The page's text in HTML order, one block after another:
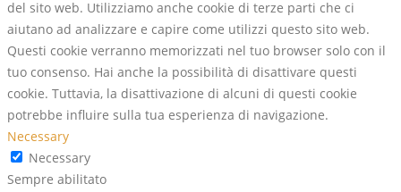
del sito web. Utilizziamo anche cookie di terze parti che ci
aiutano ad analizzare e capire come utilizzi questo sito web.
Questi cookie verranno memorizzati nel tuo browser solo con il
tuo consenso. Hai anche la possibilità di disattivare questi
cookie. Tuttavia, la disattivazione di alcuni di questi cookie
potrebbe influire sulla tua esperienza di navigazione.
Necessary
Necessary
Sempre abilitato